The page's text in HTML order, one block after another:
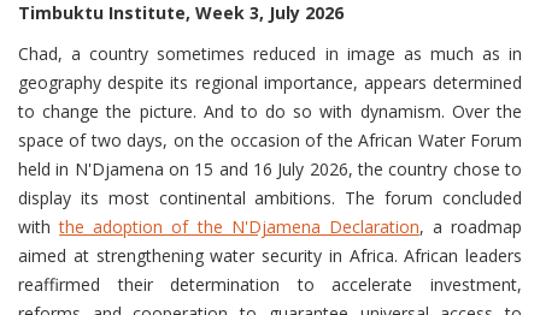
Timbuktu Institute, Week 3, July 2026
Chad, a country sometimes reduced in image as much as in
geography despite its regional importance, appears determined
to change the picture. And to do so with dynamism. Over the
space of two days, on the occasion of the African Water Forum
held in N'Djamena on 15 and 16 July 2026, the country chose to
display its most continental ambitions. The forum concluded
withthe adoption of the N'Djamena Declaration, a roadmap
aimed at strengthening water security in Africa. African leaders
reaffirmed their determination to accelerate investment,